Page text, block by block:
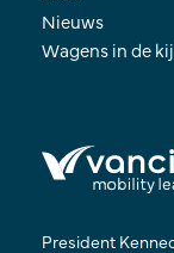
Nieuws
Wagens in de
President